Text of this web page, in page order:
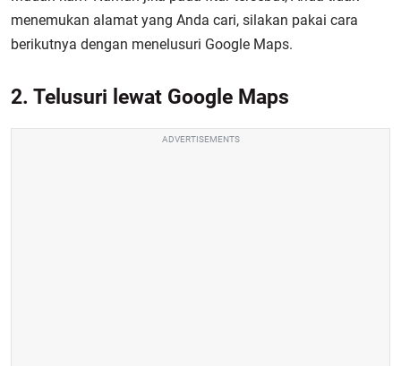
menemukan alamat yang Anda cari, silakan pakai cara
berikutnya dengan menelusuri Google Maps.
2. Telusuri lewat Google Maps
ADVERTISEMENTS